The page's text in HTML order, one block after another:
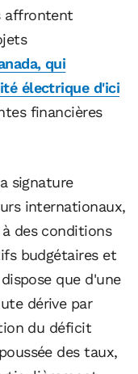
affrontent
qui
électrique d'ici
financières
signature
internationaux,
des conditions
budgétaires et
que d'une
dérive par
du déficit
des taux,